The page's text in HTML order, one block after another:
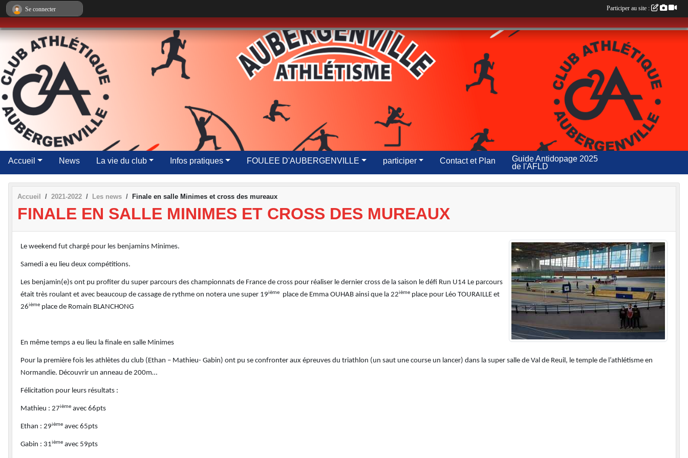
Accueil News La vie du club Infos pratiques FOULEE D'AUBERGENVILLE participer Contact et Plan
Guide Antidopage 2025
de l'AFLD
Accueil 2021-2022 Les news Finale en salle Minimes et cross des mureaux
FINALE EN SALLE MINIMES ET CROSS DES MUREAUX
Le weekend fut chargé pour les benjamins Minimes.
Samedi a eu lieu deux compétitions.
Les benjamin(e)s ont pu profiter du super parcours des championnats de France de cross pour réaliser le dernier cross de la saison le défi Run U14 Le parcours
était très roulant et avec beaucoup de cassage de rythme on notera une super 19ième place de Emma OUHAB ainsi que la 22ième place pour Léo TOURAILLE et
26ième place de Romain BLANCHONG
En même temps a eu lieu la finale en salle Minimes
Pour la première fois les athlètes du club (Ethan – Mathieu- Gabin) ont pu se confronter aux épreuves du triathlon (un saut une course un lancer) dans la super salle de Val de Reuil, le temple de l’athlétisme en
Normandie. Découvrir un anneau de 200m…
Félicitation pour leurs résultats :
Mathieu : 27ième avec 66pts
Ethan : 29ième avec 65pts
Gabin : 31ième avec 59pts
Se connecter Participer au site :
Panneau de gestion des cookies